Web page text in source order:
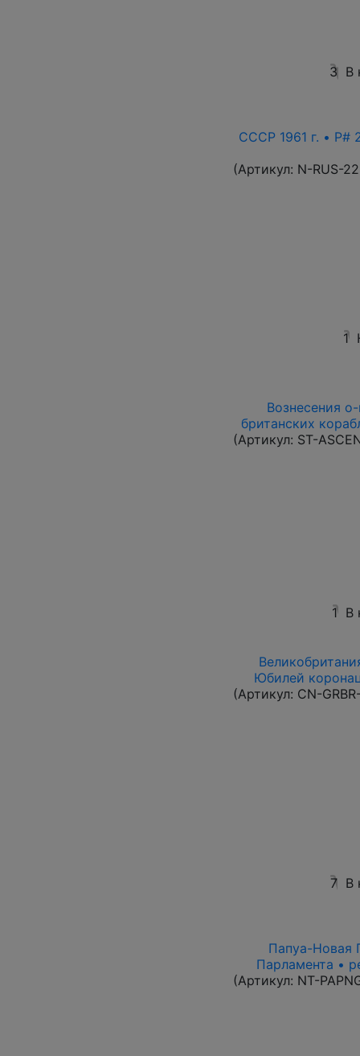
3 В
СССР 1961 г. • P#
(Артикул: N-RUS-
1
Вознесения
британских
(Артикул: ST-
1 В
Юбилей
(Артикул: CN-
7 В
Папуа-Новая
Парламента •
(Артикул: NT-